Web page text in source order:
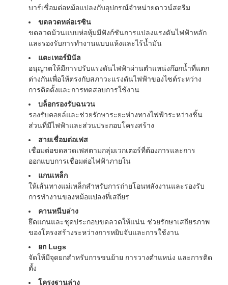
บาร์เชื่อมต่อหม้อแปลงกับอุปกรณ์จำหน่ายดาวน์สตรีม
ขดลวดหล่อเรซิน
ขดลวดม้วนแบบห่อหุ้มมีฟังก์ชันการแปลงแรงดันไฟฟ้าหลัก
และรองรับการทำงานแบบแห้งและไร้น้ำมัน
แตะเทอร์มินัล
อนุญาตให้มีการปรับแรงดันไฟฟ้าผ่านตำแหน่งก๊อกน้ำที่แตก
ต่างกันเพื่อให้ตรงกับสภาวะแรงดันไฟฟ้าของไซต์ระหว่าง
การติดตั้งและการทดสอบการใช้งาน
บล็อกรองรับฉนวน
รองรับคอยล์และช่วยรักษาระยะห่างทางไฟฟ้าระหว่างชิ้น
ส่วนที่มีไฟฟ้าและส่วนประกอบโครงสร้าง
สายเชื่อมต่อเฟส
เชื่อมต่อขดลวดเฟสตามกลุ่มเวกเตอร์ที่ต้องการและการ
ออกแบบการเชื่อมต่อไฟฟ้าภายใน
แกนเหล็ก
ให้เส้นทางแม่เหล็กสำหรับการถ่ายโอนพลังงานและรองรับ
การทำงานของหม้อแปลงที่เสถียร
คานหนีบล่าง
ยึดแกนและชุดประกอบขดลวดให้แน่น ช่วยรักษาเสถียรภาพ
ของโครงสร้างระหว่างการหยิบจับและการใช้งาน
ยก Lugs
จัดให้มีจุดยกสำหรับการขนย้าย การวางตำแหน่ง และการติด
ตั้ง
โครงฐานล่าง